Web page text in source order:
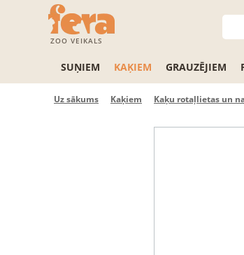
ZOO VEIKALS
SUŅIEM KAĶIEM GRAUZĒJIEM
Uz sākums Kaķiem Kaķu rotaļlietas un